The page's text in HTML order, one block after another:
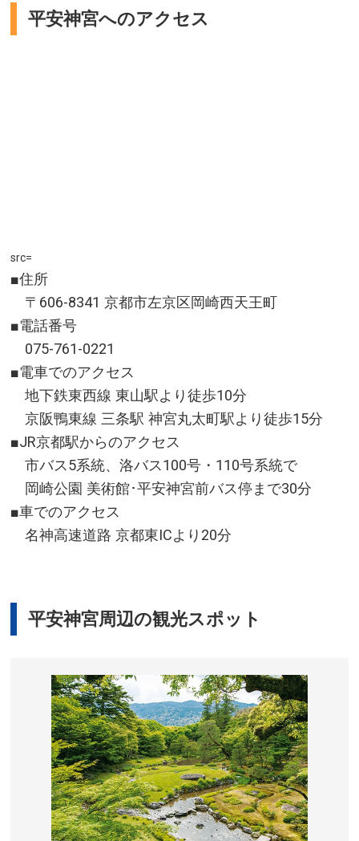
お問い合わせ／075-881-1235(大本山 天龍寺)
天龍寺 公式サイト
営業時間／11:00～17:00
平安神宮へのアクセス
src=
■住所
〒606-8341 京都市左京区岡崎西天王町
■電話番号
075-761-0221
■電車でのアクセス
地下鉄東西線 東山駅より徒歩10分
京阪鴨東線 三条駅 神宮丸太町駅より徒歩15分
■JR京都駅からのアクセス
市バス5系統、洛バス100号・110号系統で
岡崎公園 美術館･平安神宮前バス停まで30分
■車でのアクセス
名神高速道路 京都東ICより20分
平安神宮周辺の観光スポット